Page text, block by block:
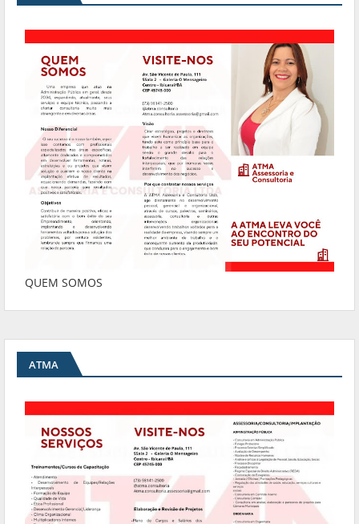
QUEM SOMOS
ATMA